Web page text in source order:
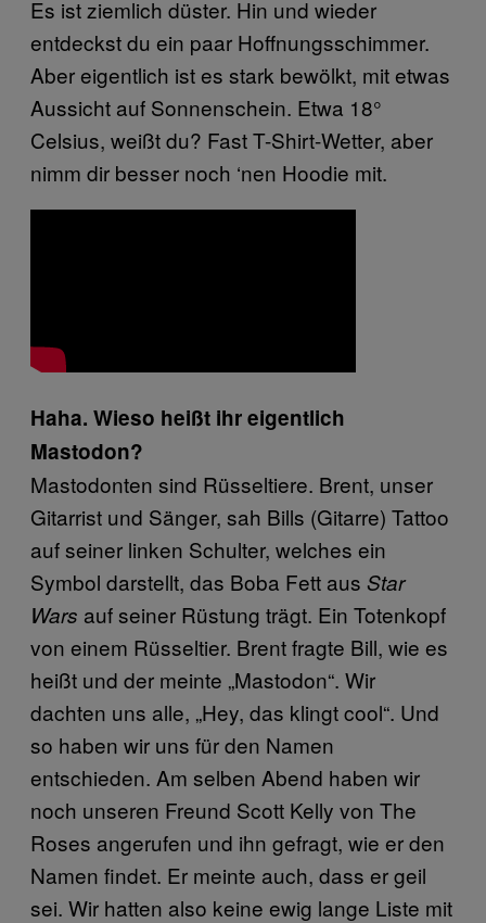
Es ist ziemlich düster. Hin und wieder
entdeckst du ein paar Hoffnungsschimmer.
Aber eigentlich ist es stark bewölkt, mit etwas
Aussicht auf Sonnenschein. Etwa 18°
Celsius, weißt du? Fast T-Shirt-Wetter, aber
nimm dir besser noch ‘nen Hoodie mit.
Haha. Wieso heißt ihr eigentlich
Mastodon?
Mastodonten sind Rüsseltiere. Brent, unser
Gitarrist und Sänger, sah Bills (Gitarre) Tattoo
auf seiner linken Schulter, welches ein
Symbol darstellt, das Boba Fett aus Star
Wars auf seiner Rüstung trägt. Ein Totenkopf
von einem Rüsseltier. Brent fragte Bill, wie es
heißt und der meinte „Mastodon“. Wir
dachten uns alle, „Hey, das klingt cool“. Und
so haben wir uns für den Namen
entschieden. Am selben Abend haben wir
noch unseren Freund Scott Kelly von The
Roses angerufen und ihn gefragt, wie er den
Namen findet. Er meinte auch, dass er geil
sei. Wir hatten also keine ewig lange Liste mit